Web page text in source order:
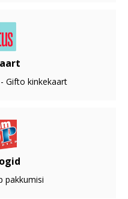
Gifto kinkekaart
pakkumisi